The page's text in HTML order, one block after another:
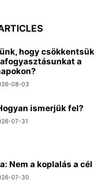
hogy csökkentsük
a
08-03
ismerjük fel?
07-31
Nem a koplalás a cél
07-30